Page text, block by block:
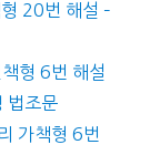
20번 해설 –
형 6번 해설
법조문
가책형 6번